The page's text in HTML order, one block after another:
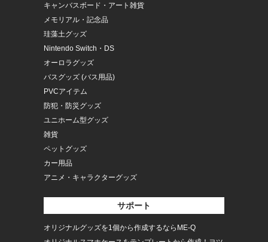
キャンバスボード・アート雑貨
メモリアル・記念品
珪藻土グッズ
Nintendo Switch・DS
オーロラグッズ
バスグッズ (バス用品)
PVCアイテム
防犯・防災グッズ
ユニホーム型グッズ
雑貨
ペットグッズ
カー用品
アニメ・キャラクターグッズ
サポート
オリジナルグッズを1個から作成するならME-Q